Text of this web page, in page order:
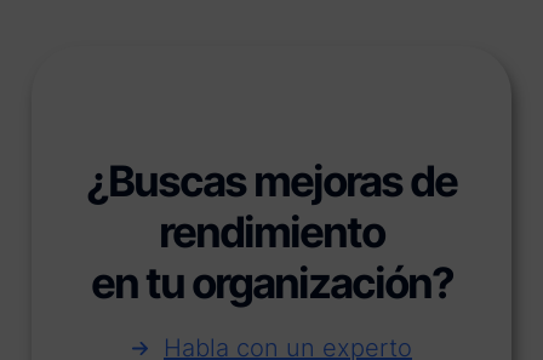
¿Buscas mejoras de
rendimiento
en tu organización?
Habla con un experto